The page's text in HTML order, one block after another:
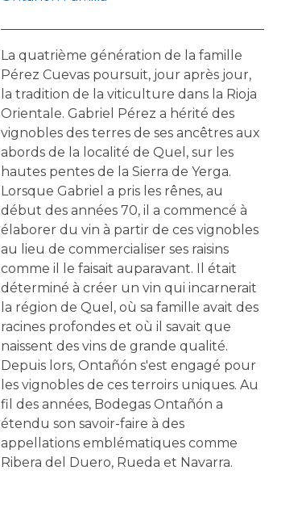
La quatrième génération de la famille
Pérez Cuevas poursuit, jour après jour,
la tradition de la viticulture dans la Rioja
Orientale. Gabriel Pérez a hérité des
vignobles des terres de ses ancêtres aux
abords de la localité de Quel, sur les
hautes pentes de la Sierra de Yerga.
Lorsque Gabriel a pris les rênes, au
début des années 70, il a commencé à
élaborer du vin à partir de ces vignobles
au lieu de commercialiser ses raisins
comme il le faisait auparavant. Il était
déterminé à créer un vin qui incarnerait
la région de Quel, où sa famille avait des
racines profondes et où il savait que
naissent des vins de grande qualité.
Depuis lors, Ontañón s'est engagé pour
les vignobles de ces terroirs uniques. Au
fil des années, Bodegas Ontañón a
étendu son savoir-faire à des
appellations emblématiques comme
Ribera del Duero, Rueda et Navarra.